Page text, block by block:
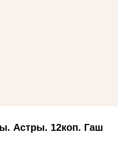
Астры. 12коп. Гаш